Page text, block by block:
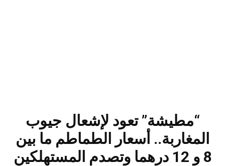
“مطيشة” تعود لإشعال جيوب
المغاربة.. أسعار الطماطم ما بين
8 و 12 درهما وتصدم المستهلكين